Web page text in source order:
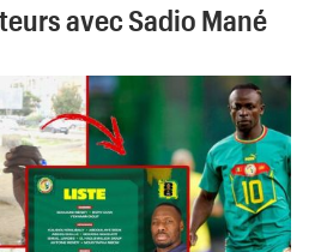
avec Sadio Mané